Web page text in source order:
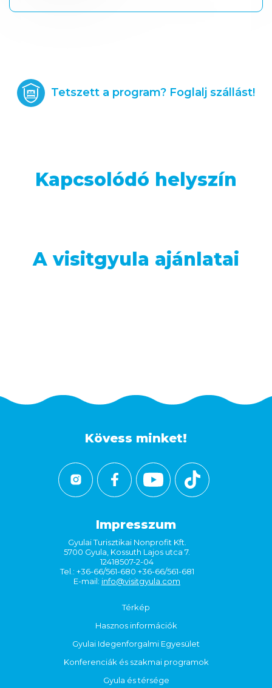
Tetszett a program? Foglalj szállást!
Kapcsolódó helyszín
A visitgyula ajánlatai
Kövess minket!
Impresszum
Gyulai Turisztikai Nonprofit Kft.
5700 Gyula, Kossuth Lajos utca 7.
12418507-2-04
Tel.: +36-66/561-680 +36-66/561-681
E-mail: info@visitgyula.com
Térkép
Hasznos információk
Gyulai Idegenforgalmi Egyesület
Konferenciák és szakmai programok
Gyula és térsége